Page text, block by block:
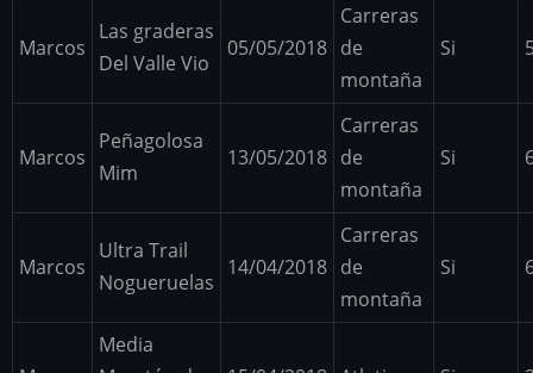
Marcos
Las graderas
Del Valle Vio
05/05/2018
Carreras
de
montaña
Si
Marcos
Peñagolosa
Mim
13/05/2018
Carreras
de
montaña
Si
Marcos
Ultra Trail
Nogueruelas
14/04/2018
Carreras
de
montaña
Si
Media